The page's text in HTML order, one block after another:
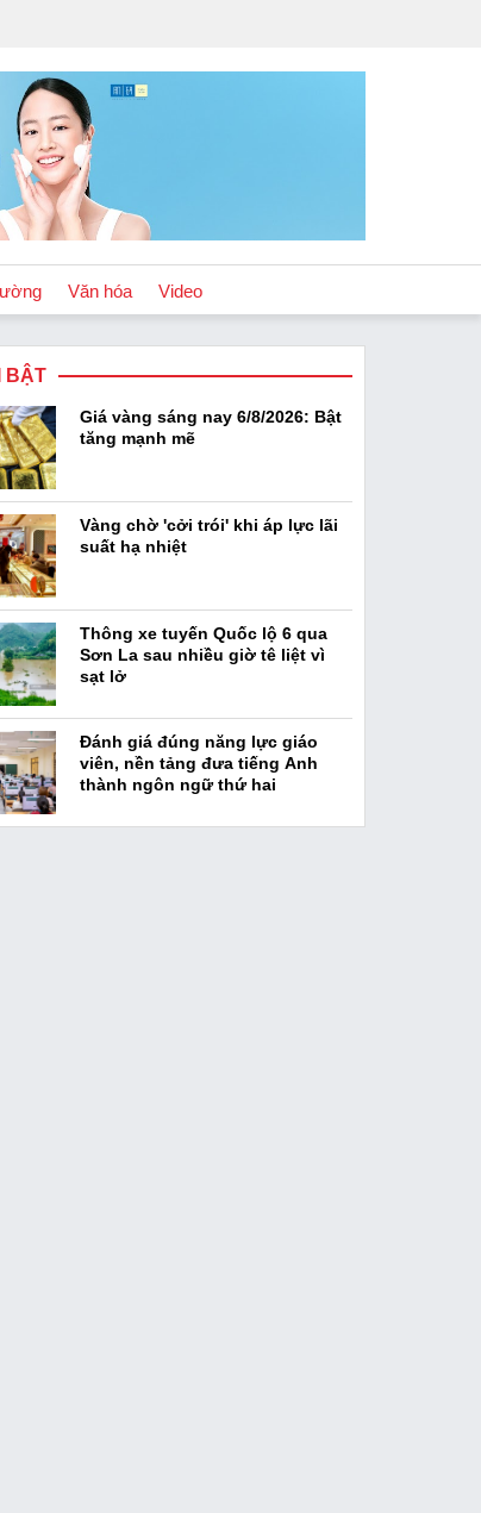
Văn hóa
Podcast
Video
BẬT
Giá vàng sáng nay 6/8/2026: Bật
tăng mạnh mẽ
Vàng chờ 'cởi trói' khi áp lực lãi
suất hạ nhiệt
Thông xe tuyến Quốc lộ 6 qua
Sơn La sau nhiều giờ tê liệt vì
sạt lở
Đánh giá đúng năng lực giáo
viên, nền tảng đưa tiếng Anh
thành ngôn ngữ thứ hai